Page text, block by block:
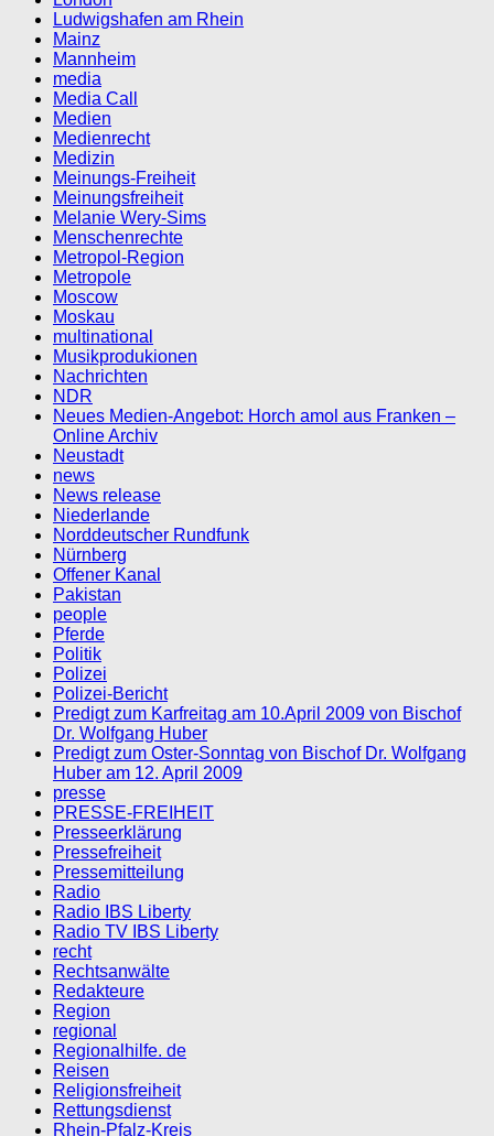
Ludwigshafen am Rhein
Mainz
Mannheim
media
Media Call
Medien
Medienrecht
Medizin
Meinungs-Freiheit
Meinungsfreiheit
Melanie Wery-Sims
Menschenrechte
Metropol-Region
Metropole
Moscow
Moskau
multinational
Musikprodukionen
Nachrichten
NDR
Neues Medien-Angebot: Horch amol aus Franken –
Online Archiv
Neustadt
news
News release
Niederlande
Norddeutscher Rundfunk
Nürnberg
Offener Kanal
Pakistan
people
Pferde
Politik
Polizei
Polizei-Bericht
Predigt zum Karfreitag am 10.April 2009 von Bischof
Dr. Wolfgang Huber
Predigt zum Oster-Sonntag von Bischof Dr. Wolfgang
Huber am 12. April 2009
presse
PRESSE-FREIHEIT
Presseerklärung
Pressefreiheit
Pressemitteilung
Radio
Radio IBS Liberty
Radio TV IBS Liberty
recht
Rechtsanwälte
Redakteure
Region
regional
Regionalhilfe. de
Reisen
Religionsfreiheit
Rettungsdienst
Rhein-Pfalz-Kreis